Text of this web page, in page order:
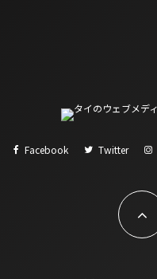
Facebook Twitter